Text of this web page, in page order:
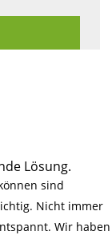
Lösung.
sind
Nicht immer
Wir haben